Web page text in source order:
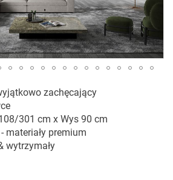
zachęcający
301 cm x Wys 90 cm
materiały premium
wytrzymały